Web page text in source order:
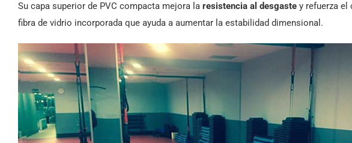
Su capa superior de PVC compacta mejora la resistencia al desgaste y refuerza el
fibra de vidrio incorporada que ayuda a aumentar la estabilidad dimensional.